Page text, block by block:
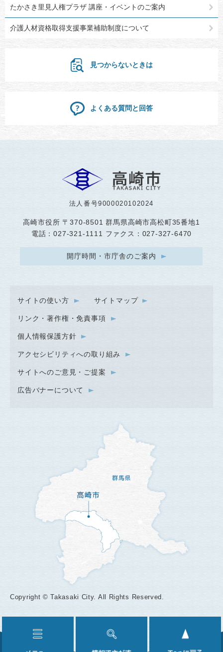
たかさき里見人権プラザ 講座・イベントのご案内
介護人材資格取得支援事業補助制度について
見つからないときは
よくある質問と回答
法人番号9000020102024
高崎市役所 〒370-8501 群馬県高崎市高松町35番地1
電話：027-321-1111 ファクス：027-327-6470
開庁時間・市庁舎のご案内
サイトの使い方 サイトマップ
リンク・著作権・免責事項
個人情報保護方針
アクセシビリティへの取り組み
サイトへのご意見・ご提案
広告バナーについて
Copyright © Takasaki City. All Rights Reserved.